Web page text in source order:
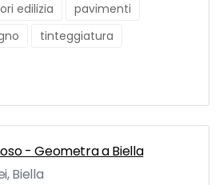
edilizia
pavimenti
tinteggiatura
- Geometra a Biella
Biella